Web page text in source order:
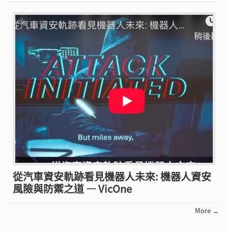
從汽車資安軌跡看見機器人未來: 機器人資安
風險與防禦之道 — VicOne
More →